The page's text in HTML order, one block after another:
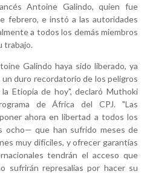
Antoine Galindo, quien fue
febrero, e instó a las autoridades
a todos los demás miembros
trabajo.
Galindo haya sido liberado, ya
duro recordatorio de los peligros
Etiopía de hoy", declaró Muthoki
de África del CPJ. "Las
ahora en libertad a todos los
ocho— que han sufrido meses de
muy difíciles, y ofrecer garantías
tendrán el acceso que
sufrirán represalias por hacer su